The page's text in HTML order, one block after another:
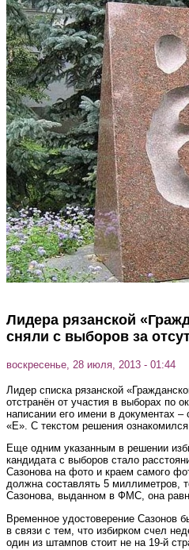
Лидера рязанской
сняли с выборов за
воскресенье, 28 июля, 2013 - 01:44
Лидер списка рязанской
отстранён от участия в выборах по
написании его имени в документах
«Е». С текстом решения
Еще одним указанным в решении
кандидата с выборов стало
Сазонова на фото и краем самого
должна составлять 5 миллиметров,
Сазонова, выданном в ФМС, она
Временное удостоверение Сазонов
в связи с тем, что избирком счел
один из штампов стоит не на 19-й